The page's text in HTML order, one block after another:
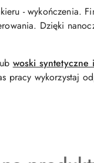
- wykończenia.
Dzięki
woski syntetyczne
pracy wykorzystaj